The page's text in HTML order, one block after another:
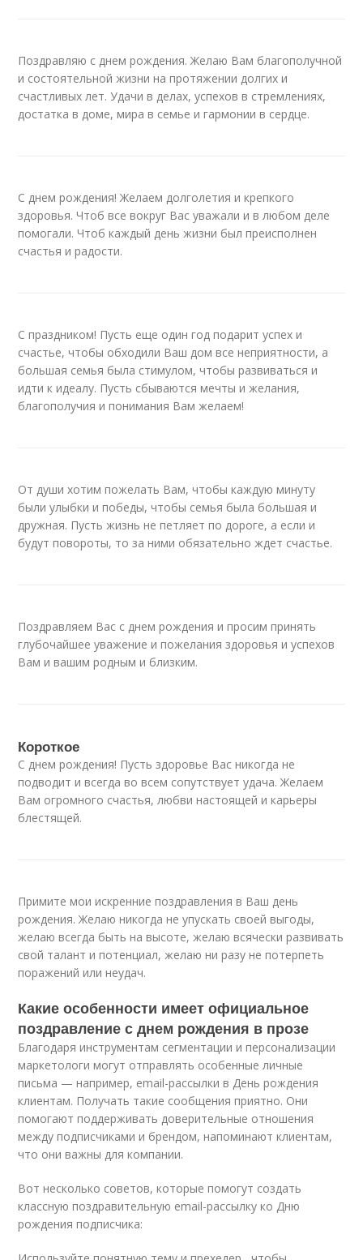
Поздравляю с днем рождения. Желаю Вам благополучной
и состоятельной жизни на протяжении долгих и
счастливых лет. Удачи в делах, успехов в стремлениях,
достатка в доме, мира в семье и гармонии в сердце.
С днем рождения! Желаем долголетия и крепкого
здоровья. Чтоб все вокруг Вас уважали и в любом деле
помогали. Чтоб каждый день жизни был преисполнен
счастья и радости.
С праздником! Пусть еще один год подарит успех и
счастье, чтобы обходили Ваш дом все неприятности, а
большая семья была стимулом, чтобы развиваться и
идти к идеалу. Пусть сбываются мечты и желания,
благополучия и понимания Вам желаем!
От души хотим пожелать Вам, чтобы каждую минуту
были улыбки и победы, чтобы семья была большая и
дружная. Пусть жизнь не петляет по дороге, а если и
будут повороты, то за ними обязательно ждет счастье.
Поздравляем Вас с днем рождения и просим принять
глубочайшее уважение и пожелания здоровья и успехов
Вам и вашим родным и близким.
Короткое
С днем рождения! Пусть здоровье Вас никогда не
подводит и всегда во всем сопутствует удача. Желаем
Вам огромного счастья, любви настоящей и карьеры
блестящей.
Примите мои искренние поздравления в Ваш день
рождения. Желаю никогда не упускать своей выгоды,
желаю всегда быть на высоте, желаю всячески развивать
свой талант и потенциал, желаю ни разу не потерпеть
поражений или неудач.
Какие особенности имеет официальное
поздравление с днем рождения в прозе
Благодаря инструментам сегментации и персонализации
маркетологи могут отправлять особенные личные
письма — например, email-рассылки в День рождения
клиентам. Получать такие сообщения приятно. Они
помогают поддерживать доверительные отношения
между подписчиками и брендом, напоминают клиентам,
что они важны для компании.
Вот несколько советов, которые помогут создать
классную поздравительную email-рассылку ко Дню
рождения подписчика: